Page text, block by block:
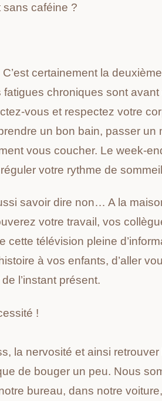
sans caféine ?
certainement la
chroniques sont
vous et respectez votre
un bon bain, passer un
vous coucher. Le week-
votre rythme de
savoir dire non… A la
votre travail, vos
cette télévision pleine
à vos enfants, d’aller
l’instant présent.
!
la nervosité et ainsi
de bouger un peu. Nous
bureau, dans notre
LA